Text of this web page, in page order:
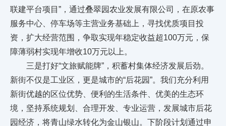
联建平台项目”，通过叠翠园农业发展有限公司，在原农事
服务中心、停车场等主营业务基础上，寻找优质项目投
资，扩大经营范围，争取实现年稳定收益超100万元，保
障薄弱村实现年增收10万元以上。
三是打好“文旅赋能牌”，积蓄村集体经济发展后劲。
新街不仅是工业区，更是城市的“后花园”。我们充分利用
新街优越的区位优势、便利的生活条件、优美的生态环
境，坚持系统规划、合理开发、专业运营，发展城市后花
园经济，将青山绿水转化为金山银山。下阶段计划通过申